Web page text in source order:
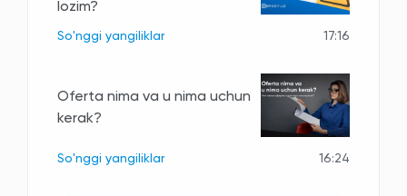
lozim?
So'nggi yangiliklar 17:16
Oferta nima va u nima uchun
kerak?
So'nggi yangiliklar 16:24